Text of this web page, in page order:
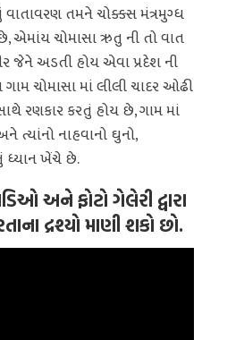
તમને ચોક્કસ મંત્રમુગ્ધ
એમાંય ચોમાસા ઋતુ ની તો વાત
જેને અડતી હોય એવા પ્રદેશ ની
ચોમાસા માં લીલી ચાદર ઓઢી
રણકાર કરતું હોય છે, ગામ માં
ત્યાંનો નાહવાનો ઘુનો,
ધ્યાન ખેંચે છે.
અને ફોટો ગેલેરી દ્વારા
દ્રશ્યો માણી શકો છો.